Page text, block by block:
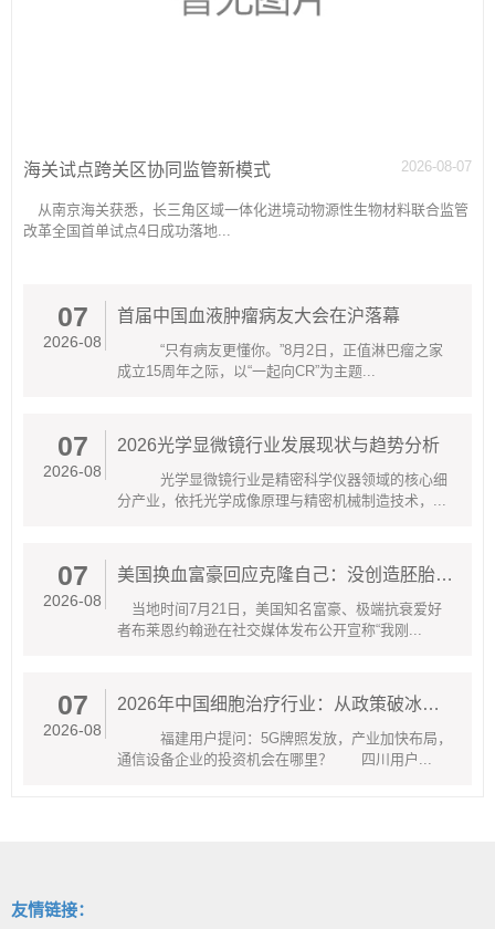
2026-08-07
海关试点跨关区协同监管新模式
从南京海关获悉，长三角区域一体化进境动物源性生物材料联合监管
改革全国首单试点4日成功落地...
07
2026-08
首届中国血液肿瘤病友大会在沪落幕
“只有病友更懂你。”8月2日，正值淋巴瘤之家
成立15周年之际，以“一起向CR”为主题...
07
2026-08
2026光学显微镜行业发展现状与趋势分析
光学显微镜行业是精密科学仪器领域的核心细
分产业，依托光学成像原理与精密机械制造技术，...
07
2026-08
美国换血富豪回应克隆自己：没创造胚胎只是将实际细胞年龄归为零岁
当地时间7月21日，美国知名富豪、极端抗衰爱好
者布莱恩约翰逊在社交媒体发布公开宣称“我刚...
07
2026-08
2026年中国细胞治疗行业：从政策破冰到临床普惠的产业新局
福建用户提问：5G牌照发放，产业加快布局，
通信设备企业的投资机会在哪里？ 四川用户...
友情链接：